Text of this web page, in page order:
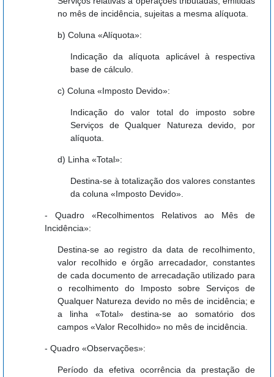
no mês de incidência, sujeitas a mesma alíquota.
b) Coluna «Alíquota»:
Indicação da alíquota aplicável à respectiva
base de cálculo.
c) Coluna «Imposto Devido»:
Indicação do valor total do imposto sobre
Serviços de Qualquer Natureza devido, por
alíquota.
d) Linha «Total»:
Destina-se à totalização dos valores constantes
da coluna «Imposto Devido».
- Quadro «Recolhimentos Relativos ao Mês de
Incidência»:
Destina-se ao registro da data de recolhimento,
valor recolhido e órgão arrecadador, constantes
de cada documento de arrecadação utilizado para
o recolhimento do Imposto sobre Serviços de
Qualquer Natureza devido no mês de incidência; e
a linha «Total» destina-se ao somatório dos
campos «Valor Recolhido» no mês de incidência.
- Quadro «Observações»:
Período da efetiva ocorrência da prestação de